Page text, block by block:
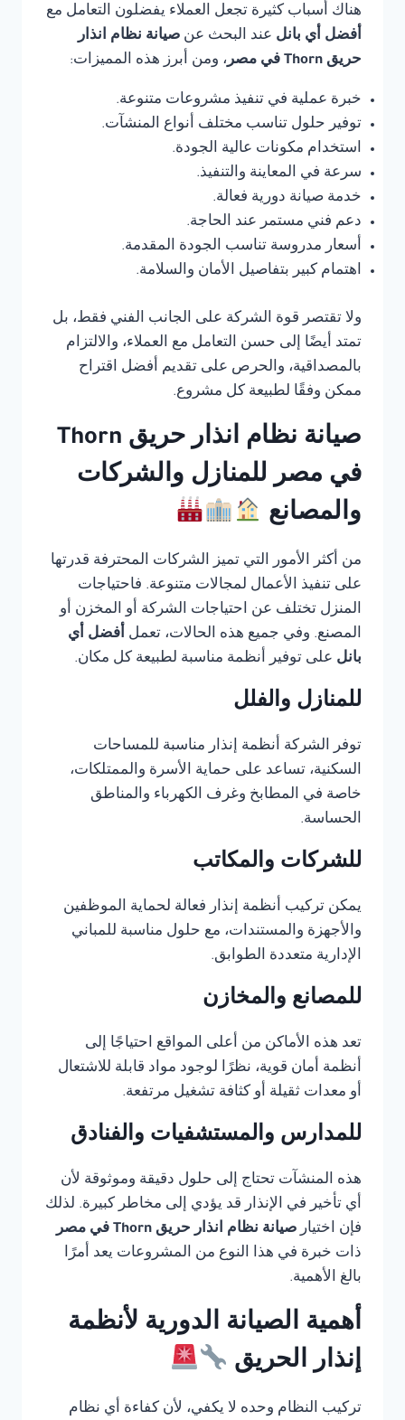
هناك أسباب كثيرة تجعل العملاء يفضلون التعامل مع
أفضل أي بانل عند البحث عن صيانة نظام انذار
حريق Thorn في مصر
، ومن أبرز هذه المميزات:
خبرة عملية في تنفيذ مشروعات متنوعة.
توفير حلول تناسب مختلف أنواع المنشآت.
استخدام مكونات عالية الجودة.
سرعة في المعاينة والتنفيذ.
خدمة صيانة دورية فعالة.
دعم فني مستمر عند الحاجة.
أسعار مدروسة تناسب الجودة المقدمة.
اهتمام كبير بتفاصيل الأمان والسلامة.
ولا تقتصر قوة الشركة على الجانب الفني فقط، بل
تمتد أيضًا إلى حسن التعامل مع العملاء، والالتزام
بالمصداقية، والحرص على تقديم أفضل اقتراح
ممكن وفقًا لطبيعة كل مشروع.
صيانة نظام انذار حريق Thorn
في مصر للمنازل والشركات
والمصانع
من أكثر الأمور التي تميز الشركات المحترفة قدرتها
على تنفيذ الأعمال لمجالات متنوعة. فاحتياجات
المنزل تختلف عن احتياجات الشركة أو المخزن أو
المصنع. وفي جميع هذه الحالات، تعمل أفضل أي
بانل على توفير أنظمة مناسبة لطبيعة كل مكان.
للمنازل والفلل
توفر الشركة أنظمة إنذار مناسبة للمساحات
السكنية، تساعد على حماية الأسرة والممتلكات،
خاصة في المطابخ وغرف الكهرباء والمناطق
الحساسة.
للشركات والمكاتب
يمكن تركيب أنظمة إنذار فعالة لحماية الموظفين
والأجهزة والمستندات، مع حلول مناسبة للمباني
الإدارية متعددة الطوابق.
للمصانع والمخازن
تعد هذه الأماكن من أعلى المواقع احتياجًا إلى
أنظمة أمان قوية، نظرًا لوجود مواد قابلة للاشتعال
أو معدات ثقيلة أو كثافة تشغيل مرتفعة.
للمدارس والمستشفيات والفنادق
هذه المنشآت تحتاج إلى حلول دقيقة وموثوقة لأن
أي تأخير في الإنذار قد يؤدي إلى مخاطر كبيرة. لذلك
فإن اختيار صيانة نظام انذار حريق Thorn في مصر
ذات خبرة في هذا النوع من المشروعات يعد أمرًا
بالغ الأهمية.
أهمية الصيانة الدورية لأنظمة
إنذار الحريق
تركيب النظام وحده لا يكفي، لأن كفاءة أي نظام